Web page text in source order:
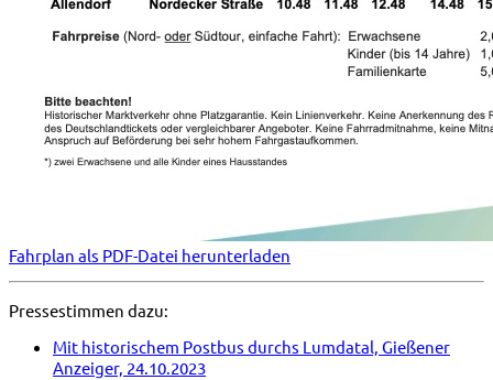
Fahrplan als PDF-Datei herunterladen
Pressestimmen dazu:
Mit historischem Postbus durchs Lumdatal, Gießener
Anzeiger, 24.10.2023